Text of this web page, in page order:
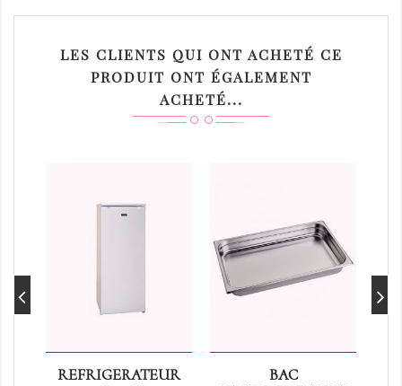
LES CLIENTS QUI ONT ACHETÉ CE
PRODUIT ONT ÉGALEMENT
ACHETÉ...
REFRIGERATEUR
BAC